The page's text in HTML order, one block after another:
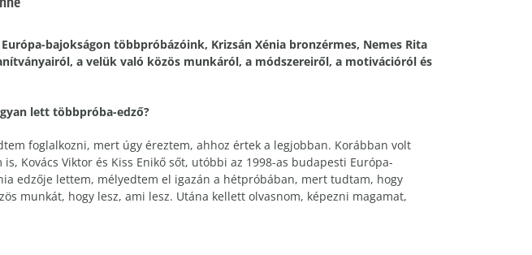
bajokságon többpróbázóink, Krizsán Xénia bronzérmes, Nemes Rita
a velük való közös munkáról, a módszereiről, a motivációról és
lett többpróba-edző?
foglalkozni, mert úgy éreztem, ahhoz értek a legjobban. Korábban volt
Kovács Viktor és Kiss Enikő sőt, utóbbi az 1998-as budapesti Európa-
edzője lettem, mélyedtem el igazán a hétpróbában, mert tudtam, hogy
munkát, hogy lesz, ami lesz. Utána kellett olvasnom, képezni magamat,